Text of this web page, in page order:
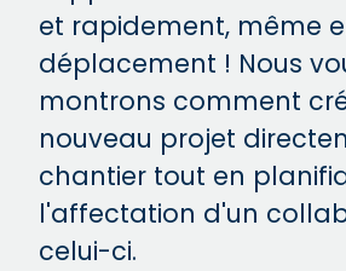
et rapidement, même
déplacement ! Nous
montrons comment
nouveau projet
chantier tout en
l'affectation d'un
celui-ci.